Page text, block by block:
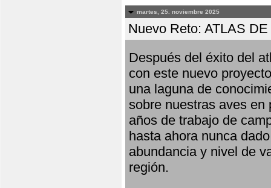
martes, 25. noviembre 2025
Nuevo Reto: ATLAS
Después del éxito del
con este nuevo
una laguna de
sobre nuestras aves en
años de trabajo de
hasta ahora nunca
abundancia y nivel de
región.